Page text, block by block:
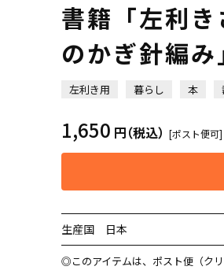
書籍「左利
のかぎ針編み
左利き用 暮らし 本
1,650 円（税込）[ポスト便可]
生産国 日本
◎このアイテムは、ポスト便（ク